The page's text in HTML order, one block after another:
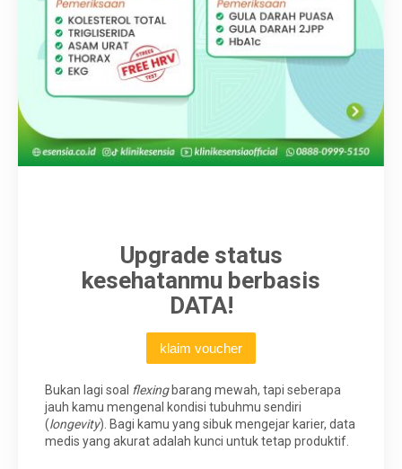
Upgrade status
kesehatanmu berbasis
DATA!
klaim voucher
Bukan lagi soal flexingbarang mewah, tapi seberapa
jauh kamu mengenal kondisi tubuhmu sendiri
(longevity). Bagi kamu yang sibuk mengejar karier, data
medis yang akurat adalah kunci untuk tetap produktif.